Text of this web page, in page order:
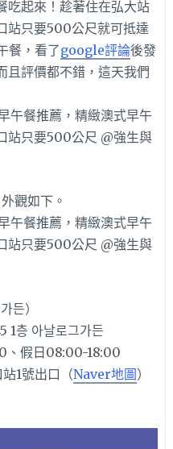
吃起來！趁著住在弘大站
站只要500公尺就可抵達
餐，看了google評論後發
且評價都不錯，這天我們
觀如下。
든）
1층 아날로그가든
、假日08:00-18:00
1號出口（Naver地圖）